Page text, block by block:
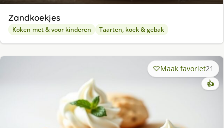
Zandkoekjes
Koken met & voor kinderen Taarten, koek & gebak
Maak favoriet21
👍